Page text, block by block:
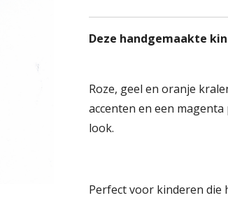
Deze handgemaakte
Roze, geel en oranje
accenten en een
look.
Perfect voor kinderen die